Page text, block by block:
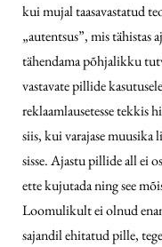
kui mujal taasavastatud
„autentsus”, mis tähistas
tähendama põhjalikku
vastavate pillide
reklaamlausetesse tekkis
siis, kui varajase
sisse. Ajastu pillide all ei
ette kujutada ning see
Loomulikult ei olnud
sajandil ehitatud pille,